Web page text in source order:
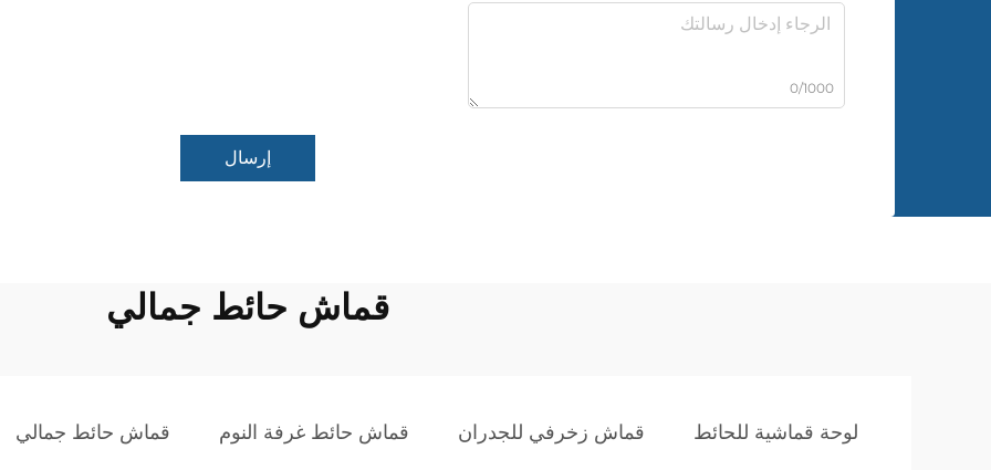
0/1000
إرسال
قماش حائط جمالي
لوحة قماشية للحائط قماش زخرفي للجدران قماش حائط غرفة النوم قماش حائط جمالي